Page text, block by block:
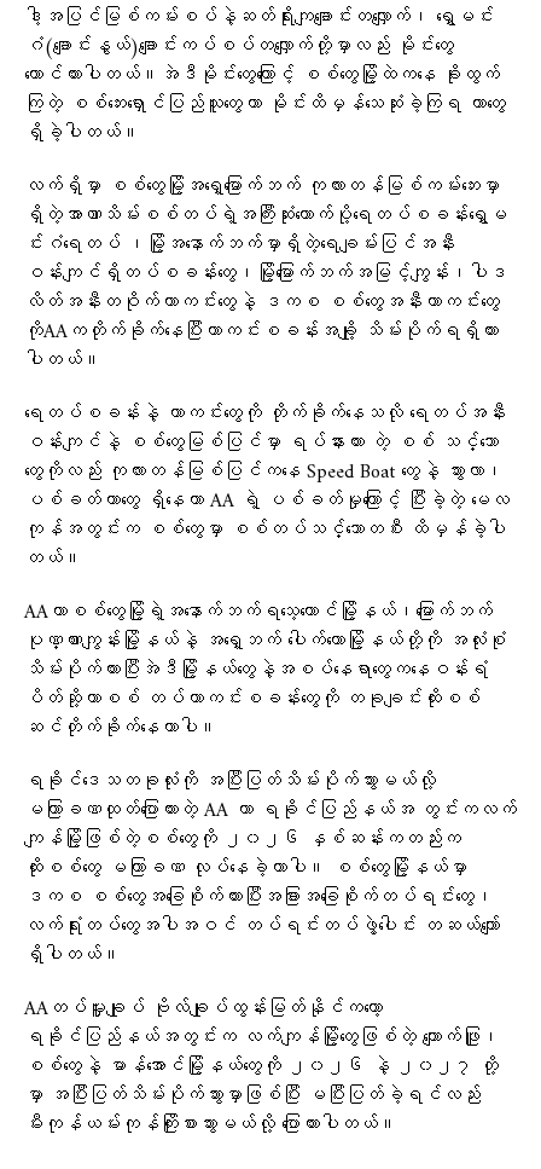
ဒါ့အပြင်မြစ်ကမ်းစပ်နဲ့ဆတ်ရိုးကျချောင်းတလျှောက်၊ ရွှေမင်း
ဂံ(ချောင်းနွယ်)ချောင်းကပ်စပ်တလျှောက်တို့မှာလည်း မိုင်းတွေ
ထောင်ထားပါတယ်။အဲဒီမိုင်းတွေကြောင့် စစ်တွေမြို့ထဲကနေ ခိုးထွက်
ကြတဲ့ စစ်ဘေးရှောင်ပြည်သူတွေဟာ မိုင်းထိမှန်သေဆုံးခဲ့ကြရ တာတွေ
ရှိခဲ့ပါတယ်။
လက်ရှိမှာ စစ်တွေမြို့အရှေ့မြောက်ဘက် ကုလားတန်မြစ်ကမ်းဘေးမှာ
ရှိတဲ့အာဏာသိမ်းစစ်တပ်ရဲ့အကြီးဆုံးထောက်ပို့ရေတပ်စခန်းရွှေမ
င်းဂံရေတပ် ၊မြို့အနောက်ဘက်မှာရှိတဲ့ရေချမ်းပြင်အနီး
ဝန်းကျင်ရှိတပ်စခန်းတွေ၊မြို့မြောက်ဘက်အမြင့်ကျွန်း၊ပါဒ
လိတ်အနီးတဝိုက်ကာကင်းတွေနဲ့ ဒကစ စစ်တွေအနီးကာကင်းတွေ
ကိုAAကတိုက်ခိုက်နေပြီးကာကင်းစခန်းအချို့ သိမ်းပိုက်ရရှိထား
ပါတယ်။
ရေတပ်စခန်းနဲ့ ကာကင်းတွေကို တိုက်ခိုက်နေသလို ရေတပ်အနီး
ဝန်းကျင်နဲ့ စစ်တွေမြစ်ပြင်မှာ ရပ်နားထား တဲ့ စစ် သင်္ဘော
တွေကိုလည်း ကုလားတန်မြစ်ပြင်ကနေ Speed Boat တွေနဲ့ သွားလာ၊
ပစ်ခတ်တာတွေ ရှိနေကာ AA ရဲ့ ပစ်ခတ်မှုကြောင့် ပြီးခဲ့တဲ့ မေလ
ကုန်အတွင်းက စစ်တွေမှာ စစ်တပ်သင်္ဘောတစီး ထိမှန်ခဲ့ပါ
တယ်။
AAဟာစစ်တွေမြို့ရဲ့အနောက်ဘက်ရသေ့တောင်မြို့နယ်၊မြောက်ဘက်
ပုဏ္ဏားကျွန်းမြို့နယ်နဲ့ အရှေ့ဘက် ပေါက်တောမြို့နယ်တို့ကို အလုံးစုံ
သိမ်းပိုက်ထားပြီးအဲဒီမြို့နယ်တွေနဲ့အစပ်နေရာတွေကနေဝန်းရံ
ပိတ်ဆို့ကာစစ် တပ်ကာကင်းစခန်းတွေကို တခုချင်းထိုးစစ်
ဆင်တိုက်ခိုက်နေတာပါ။
ရခိုင်ဒေသတခုလုံးကို အပြီးပြတ်သိမ်းပိုက်သွားမယ်လို့
မကြာခဏထုတ်ပြောထားတဲ့ AA ဟာ ရခိုင်ပြည်နယ်အ တွင်းကလက်
ကျန်မြို့ဖြစ်တဲ့စစ်တွေကို ၂၀၂၆ နှစ်ဆန်းကတည်းက
ထိုးစစ်တွေ မကြာခဏ လုပ်နေခဲ့တာပါ။ စစ်တွေမြို့နယ်မှာ
ဒကစ စစ်တွေအခြေစိုက်ထားပြီးအခြားအခြေစိုက်တပ်ရင်းတွေ၊
လက်ရုံးတပ်တွေအပါအဝင် တပ်ရင်းတပ်ဖွဲ့ပေါင်း တဆယ်ကျော်
ရှိပါတယ်။
AAတပ်မှူးချုပ် ဗိုလ်ချုပ်ထွန်းမြတ်နိုင်ကတော့
ရခိုင်ပြည်နယ်အတွင်းက လက်ကျန်မြို့တွေဖြစ်တဲ့ ကျောက်ဖြူ၊
စစ်တွေနဲ့ မာန်အောင်မြို့နယ်တွေကို ၂၀၂၆ နဲ့ ၂၀၂၇ တို့
မှာ အပြီးပြတ်သိမ်းပိုက်သွားမှာဖြစ်ပြီး မပြီးပြတ်ခဲ့ရင်လည်း
မီးကုန်ယမ်းကုန်ကြိုးစားသွားမယ်လို့ ​ပြောထားပါတယ်။